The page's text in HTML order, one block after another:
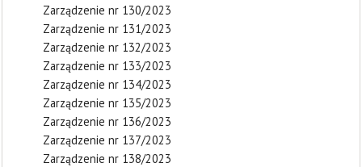
Zarządzenie nr 130/2023
Zarządzenie nr 131/2023
Zarządzenie nr 132/2023
Zarządzenie nr 133/2023
Zarządzenie nr 134/2023
Zarządzenie nr 135/2023
Zarządzenie nr 136/2023
Zarządzenie nr 137/2023
Zarządzenie nr 138/2023